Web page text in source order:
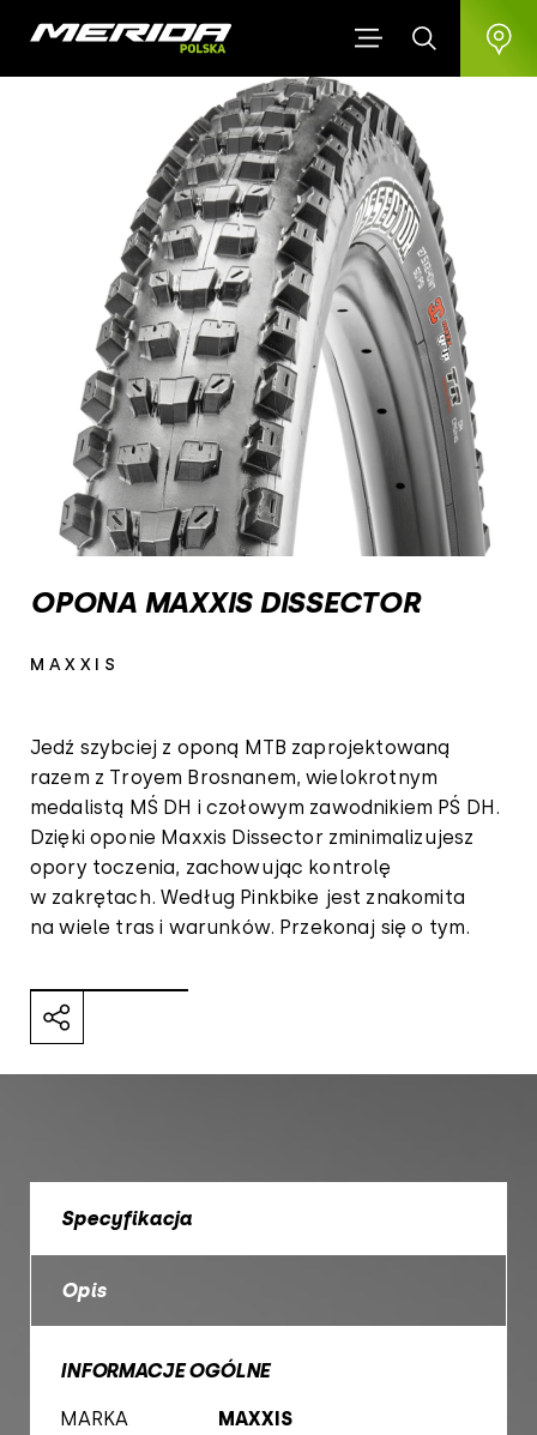
OPONA MAXXIS DISSECTOR
MAXXIS
Jedź szybciej z oponą MTB zaprojektowaną
razem z Troyem Brosnanem, wielokrotnym
medalistą MŚ DH i czołowym zawodnikiem PŚ DH.
Dzięki oponie Maxxis Dissector zminimalizujesz
opory toczenia, zachowując kontrolę
w zakrętach. Według Pinkbike jest znakomita
na wiele tras i warunków. Przekonaj się o tym.
Specyfikacja
Opis
INFORMACJE OGÓLNE
MARKA
MAXXIS